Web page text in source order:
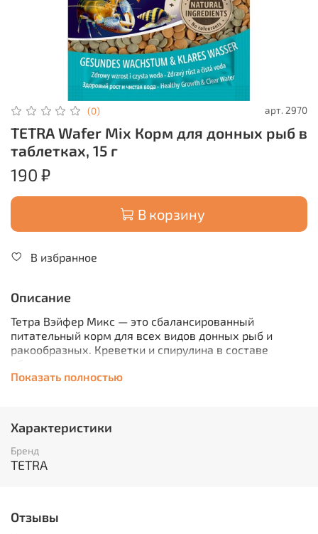
(0) арт. 2970
TETRA Wafer Mix Корм для донных рыб в
таблетках, 15 г
190 ₽
В корзину
В избранное
Описание
Тетра Вэйфер Микс — это сбалансированный
питательный корм для всех видов донных рыб и
ракообразных. Креветки и спирулина в составе
загрязняют воду
С водорослью спирулина для повышения
сопротивляемости организма
Показать полностью
Характеристики
Бренд
TETRA
Отзывы